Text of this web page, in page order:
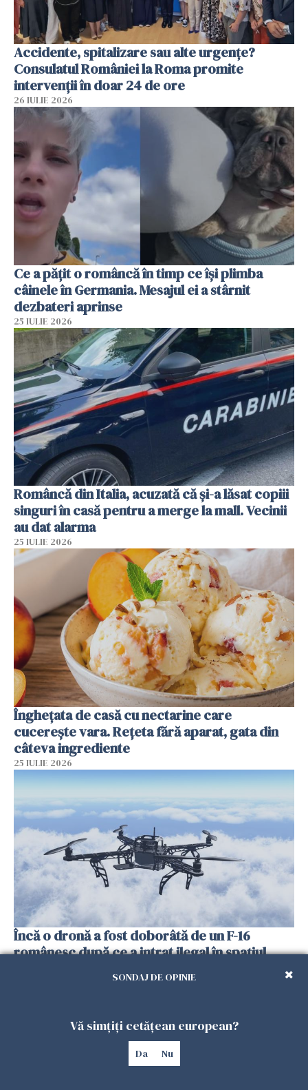
Accidente, spitalizare sau alte urgențe?
Consulatul României la Roma promite
intervenții în doar 24 de ore
26 IULIE 2026
Ce a pățit o româncă în timp ce își plimba
câinele în Germania. Mesajul ei a stârnit
dezbateri aprinse
25 IULIE 2026
Româncă din Italia, acuzată că și-a lăsat copiii
singuri în casă pentru a merge la mall. Vecinii
au dat alarma
25 IULIE 2026
Înghețata de casă cu nectarine care
cucerește vara. Rețeta fără aparat, gata din
câteva ingrediente
25 IULIE 2026
Încă o dronă a fost doborâtă de un F-16
românesc după ce a intrat ilegal în spațiul
SONDAJ DE OPINIE
Vă simțiți cetățean european?
Da Nu